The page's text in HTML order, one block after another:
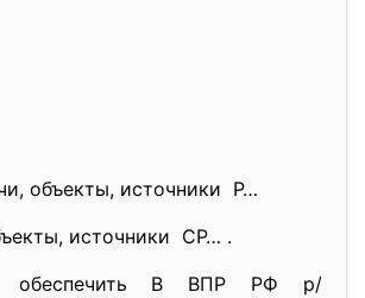
объекты, источники Р…
источники СР… .
обеспечить В ВПР РФ р/